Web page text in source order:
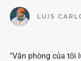
LUIS
"Văn phòng của tôi